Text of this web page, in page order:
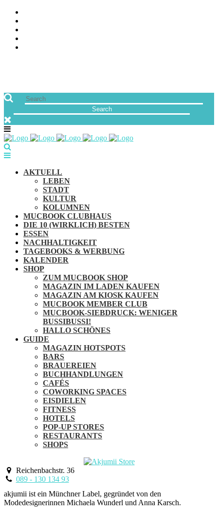
AKTUELL
LEBEN
STADT
KULTUR
KOLUMNEN
MUCBOOK CLUBHAUS
DIE 10 (WIRKLICH) BESTEN
ESSEN
NACHHALTIGKEIT
TAGEBOOKS & WERBUNG
KALENDER
SHOP
ZUM MUCBOOK SHOP
MAGAZIN IM LADEN KAUFEN
MAGAZIN AM KIOSK KAUFEN
MUCBOOK MEMBER CLUB
MUCBOOK-SIEBDRUCK: WENIGER
BUSSIBUSSI!
HALLO SCHÖNES
GUIDE
MAGAZIN HOTSPOTS
BARS
BRAUEREIEN
BUCHHANDLUNGEN
CAFÉS
COWORKING SPACES
EISDIELEN
FITNESS
HOTELS
POP-UP STORES
RESTAURANTS
SHOPS
Reichenbachstr. 36
089 - 130 134 93
akjumii ist ein Münchner Label, gegründet von den
Modedesignerinnen Michaela Wunderl und Anna Karsch.